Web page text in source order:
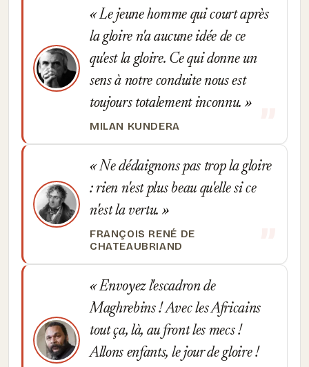
Le jeune homme qui court après
la gloire n'a aucune idée de ce
qu'est la gloire. Ce qui donne un
sens à notre conduite nous est
toujours totalement inconnu.
MILAN KUNDERA
Ne dédaignons pas trop la gloire
: rien n'est plus beau qu'elle si ce
n'est la vertu.
FRANÇOIS RENÉ DE
CHATEAUBRIAND
Envoyez l'escadron de
Maghrebins ! Avec les Africains
tout ça, là, au front les mecs !
Allons enfants, le jour de gloire !